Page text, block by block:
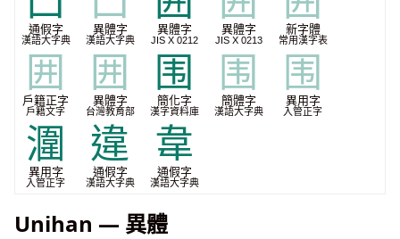
通假字
漢語大字典
異體字
漢語大字典
異體字
JIS X 0212
異體字
JIS X 0213
新字體
常用漢字表
囲
戶籍正字
戶籍文字
囲
異體字
台灣教育部
围
簡化字
漢字資料庫
围
簡體字
漢語大字典
围
異用字
入管正字
潿
異用字
入管正字
違
通假字
漢語大字典
韋
通假字
漢語大字典
Unihan — 異體